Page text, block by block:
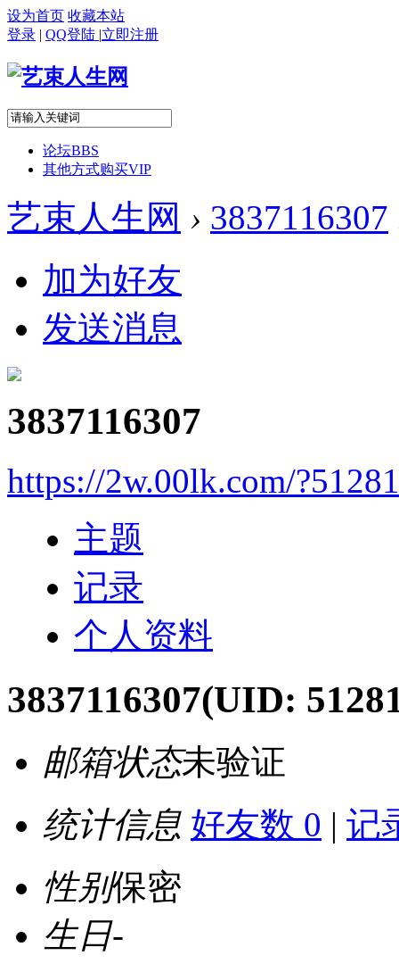
设为首页 收藏本站
登录 | QQ登陆 |立即注册
论坛BBS
其他方式购买VIP
艺束人生网 › 3837116307
加为好友
发送消息
3837116307
https://2w.00lk.com/?51281
主题
记录
个人资料
3837116307(UID:
邮箱状态未验证
统计信息 好友数 0 | 记
性别保密
生日-